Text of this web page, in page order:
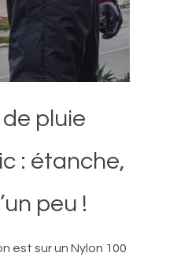
pluie
: étanche,
peu !
est sur un Nylon 100